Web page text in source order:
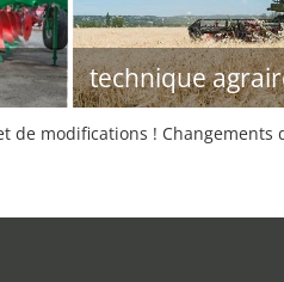
technique
de modifications !